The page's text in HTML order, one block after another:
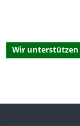
Wir unterstützen